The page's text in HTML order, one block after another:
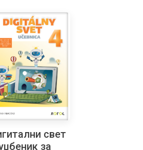
свет
за